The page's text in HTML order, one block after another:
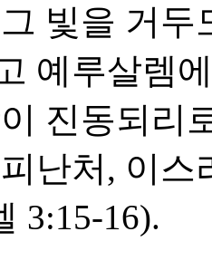
빛을 거
예루살렘
진동되리
난처, 이
3:15-16).